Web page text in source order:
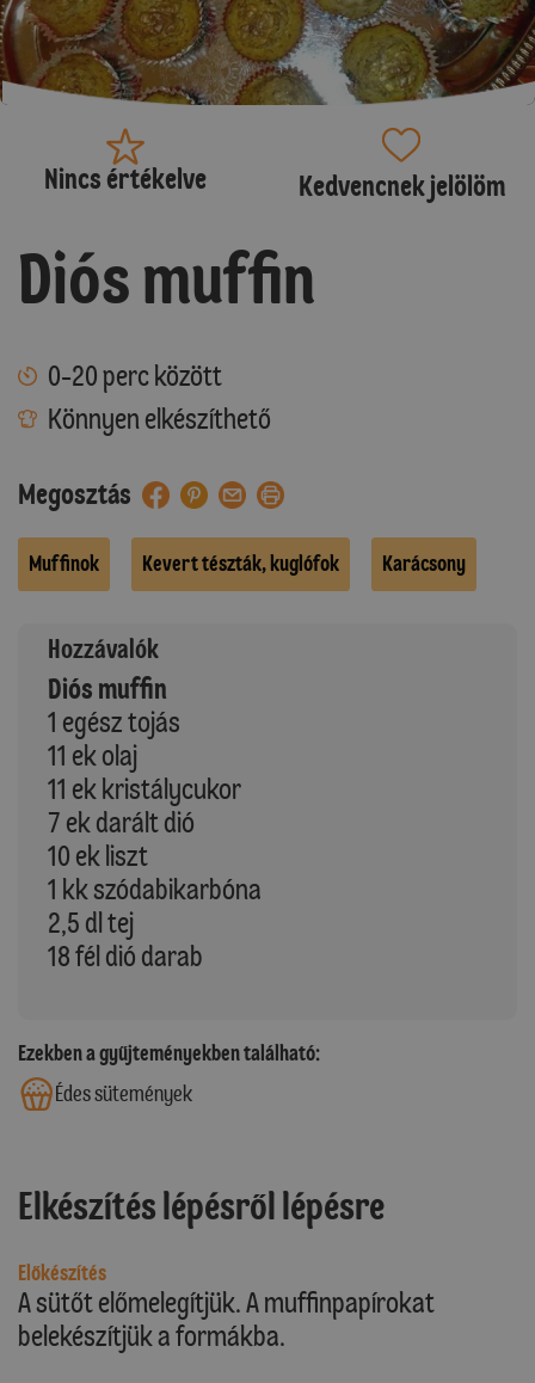
Nincs értékelve Kedvencnek jelölöm
Diós muffin
0-20 perc között
Könnyen elkészíthető
Megosztás
Muffinok Kevert tészták, kuglófok Karácsony
Hozzávalók
Diós muffin
1 egész tojás
11 ek olaj
11 ek kristálycukor
7 ek darált dió
10 ek liszt
1 kk szódabikarbóna
2,5 dl tej
18 fél dió darab
Ezekben a gyűjteményekben található:
Édes sütemények
Elkészítés lépésről lépésre
Előkészítés
A sütőt előmelegítjük. A muffinpapírokat
belekészítjük a formákba.